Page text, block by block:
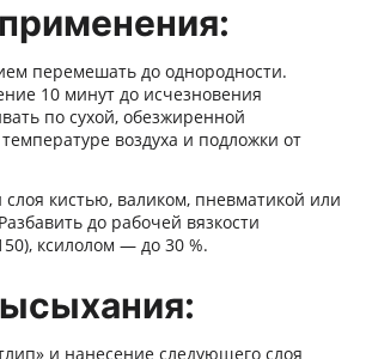
перемешать до однородности.
10 минут до исчезновения
по сухой, обезжиренной
воздуха и подложки от
слоя кистью, валиком, пневматикой или
до рабочей вязкости
ксилолом — до 30 %.
и нанесение следующего слоя